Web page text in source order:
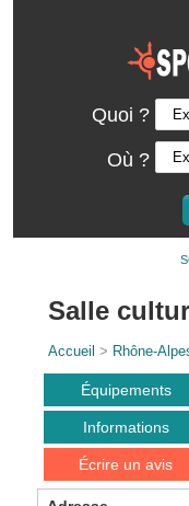
Quoi ?
Où ?
Salle
Accueil > Rhône-
Équipements
Informations
Écrire un avis